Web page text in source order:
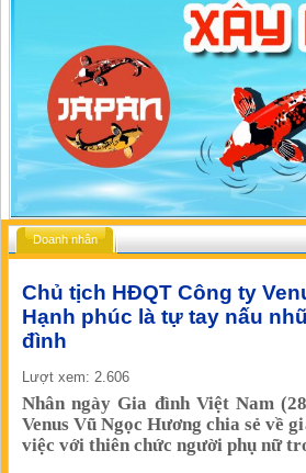
Doanh nhân
Chủ tịch HĐQT Công ty
Hạnh phúc là tự tay nấu
đình
Lượt xem: 2.606
Nhân ngày Gia đình Việt Nam
Venus Vũ Ngọc Hương chia sẻ về
việc với thiên chức người phụ nữ